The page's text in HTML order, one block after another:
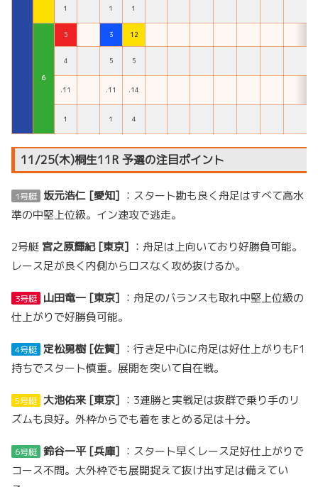
１ １ １
６
5 3 12
4 5 5
.11 .11 .14
１ １ ４
11/25(木)桐生11R 予選の注目ポイント
1号艇 坂元浩仁 [愛知] ：スタート勘も良く舟足はすべて高水
準の中堅上位級。イン速攻で逃走。
2号艇 宮之原輝紀 [東京] ：舟足は上向いており好勝負可能。
レース足が良く内側からロスなく攻め抜けるか。
3号艇 山田竜一 [東京] ：舟足のバランスも取れ中堅上位級の
仕上がりで好勝負可能。
4号艇 定松勇樹 [佐賀] ：行き足中心に舟足は好仕上がりもF1
持ちでスタート慎重。展開を突いて自在戦。
5号艇 大池佑来 [東京] ：3連勝と実戦足は抜群で乗り手のリ
ズムも良好。外枠からでも着をまとめる足は十分。
6号艇 鈴谷一平 [兵庫] ：スタート早くレース足好仕上がりで
コース不問。大外枠でも展開捉えて抜け出す足は備えてい